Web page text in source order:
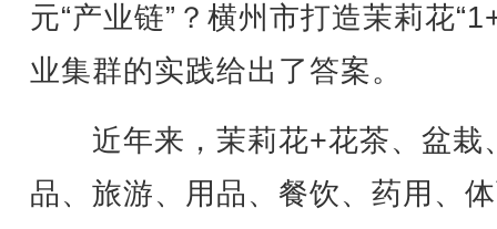
元“产业链”？横州市打造茉莉花
业集群的实践给出了答案。
近年来，茉莉花+花茶、盆栽
品、旅游、用品、餐饮、药用、